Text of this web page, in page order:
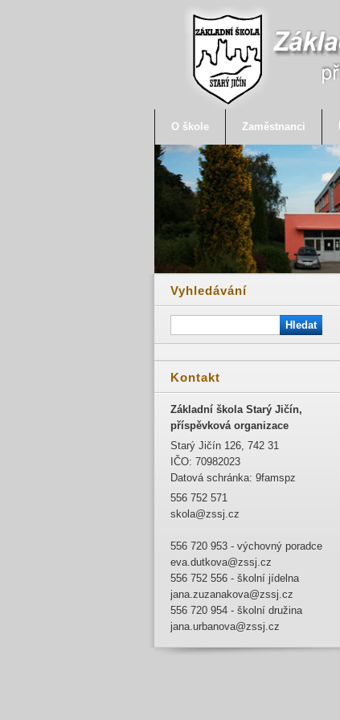
Vyhledávání
Kontakt
Základní škola Starý Jičín,
příspěvková organizace
Starý Jičín 126, 742 31
IČO: 70982023
Datová schránka: 9famspz
556 752 571
skola@zssj.cz
556 720 953 - výchovný poradce
eva.dutkova@zssj.cz
556 752 556 - školní jídelna
jana.zuzanakova@zssj.cz
556 720 954 - školní družina
jana.urbanova@zssj.cz
O škole Zaměstnanci